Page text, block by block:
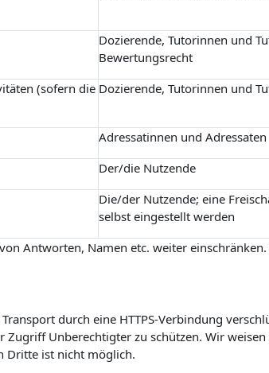
Dozierende, Tutorinnen und
Bewertungsrecht
(sofern die Dozierende, Tutorinnen und
Adressatinnen und Adressaten
Der/die Nutzende
Die/der Nutzende; eine
selbst eingestellt werden
Antworten, Namen etc. weiter
durch eine HTTPS-Verbindung
Unberechtigter zu schützen. Wir
Dritte ist nicht möglich.